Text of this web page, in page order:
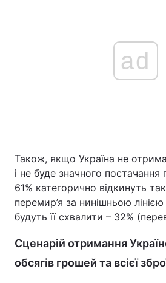
ad
Також, якщо Україна не
і не буде значного постачання
61% категорично відкинуть
перемир’я за нинішньою
будуть її схвалити – 32%
Сценарій отримання
обсягів грошей та всієї